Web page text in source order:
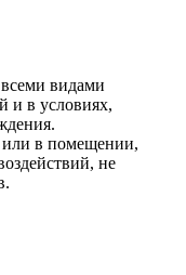
видами
и в условиях,
или в помещении,
не